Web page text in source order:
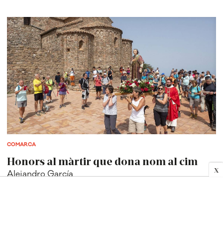
X
COMARCA
Honors al màrtir que dona nom al cim
Alejandro García